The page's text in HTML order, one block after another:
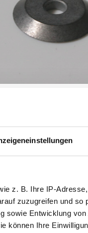
z. B. Ihre IP-
zuzugreifen und so
sowie Entwicklung
können Ihre